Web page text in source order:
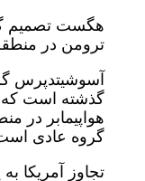
هگست تصمیم
ترومن در
هواپیمابر در
گروه عادی